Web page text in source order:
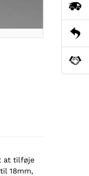
at tilføje
18mm,